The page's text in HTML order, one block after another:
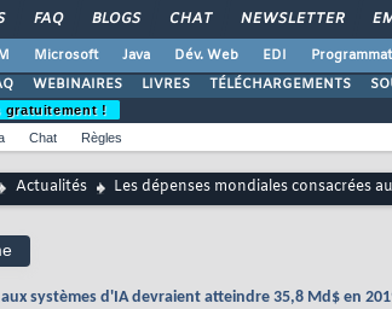
FAQ BLOGS CHAT NEWSLETTER
Microsoft Java Dév. Web EDI
WEBINAIRES LIVRES TÉLÉCHARGEMENTS
gratuitement !
Chat Règles
Actualités Les dépenses mondiales consacrées
systèmes d'IA devraient atteindre 35,8 Md$ en